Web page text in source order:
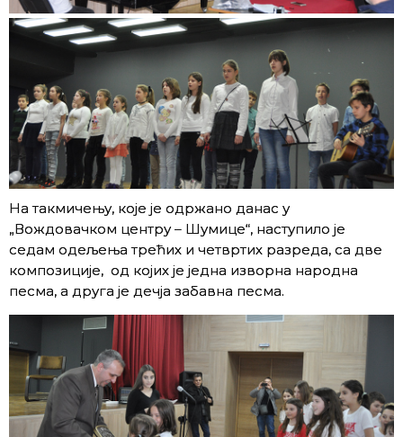
На такмичењу, које је одржано данас у
„Вождовачком центру – Шумице“, наступило је
седам одељења трећих и четвртих разреда, са две
композиције, од којих је једна изворна народна
песма, а друга је дечја забавна песма.